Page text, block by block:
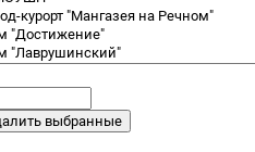
выбранные